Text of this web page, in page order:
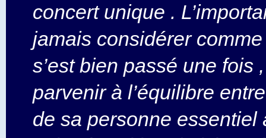
concert unique .
jamais considérer
s’est bien passé une fois
parvenir à l’équilibre
de sa personne essentiel